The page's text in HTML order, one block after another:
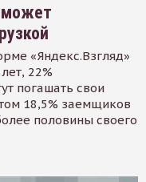
«Яндекс.Взгляд»
22%
погашать свои
18,5% заемщиков
половины своего